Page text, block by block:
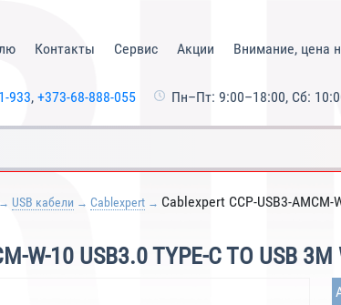
Контакты Сервис Акции Внимание, цена
933, +373-68-888-055 Пн–Пт: 9:00–18:00, Сб:
USB кабели Cablexpert Cablexpert CCP-USB3-
W-10 USB3.0 TYPE-C TO USB 3M